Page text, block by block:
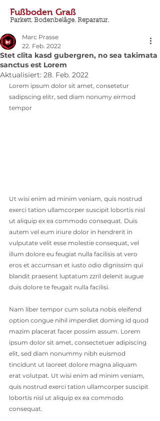
Fußboden Graß
Parkett. Bodenbeläge. Reparatur.
Stet clita kasd gubergren, no sea takimata
sanctus est Lorem
Marc Prasse
22. Feb. 2022
Aktualisiert: 28. Feb. 2022
Lorem ipsum dolor sit amet, consetetur
sadipscing elitr, sed diam nonumy eirmod
tempor
Ut wisi enim ad minim veniam, quis nostrud
exerci tation ullamcorper suscipit lobortis nisl
ut aliquip ex ea commodo consequat. Duis
autem vel eum iriure dolor in hendrerit in
vulputate velit esse molestie consequat, vel
illum dolore eu feugiat nulla facilisis at vero
eros et accumsan et iusto odio dignissim qui
blandit praesent luptatum zzril delenit augue
duis dolore te feugait nulla facilisi.
Nam liber tempor cum soluta nobis eleifend
option congue nihil imperdiet doming id quod
mazim placerat facer possim assum. Lorem
ipsum dolor sit amet, consectetuer adipiscing
elit, sed diam nonummy nibh euismod
tincidunt ut laoreet dolore magna aliquam
erat volutpat. Ut wisi enim ad minim veniam,
quis nostrud exerci tation ullamcorper suscipit
lobortis nisl ut aliquip ex ea commodo
consequat.